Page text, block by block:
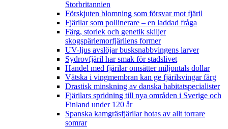
Storbritannien
Förskjuten blomning som försvar mot fjäril
Fjärilar som pollinerare – en laddad fråga
Färg, storlek och genetik skiljer
skogspärlemorfjärilens former
UV-ljus avslöjar busksnabbvingens larver
Sydrovfjäril har smak för stadslivet
Handel med fjärilar omsätter miljontals dollar
Vätska i vingmembran kan ge fjärilsvingar färg
Drastisk minskning av danska habitatspecialister
Fjärilars spridning till nya områden i Sverige och
Finland under 120 år
Spanska kamgräsfjärilar hotas av allt torrare
somrar